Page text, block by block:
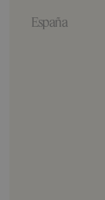
España